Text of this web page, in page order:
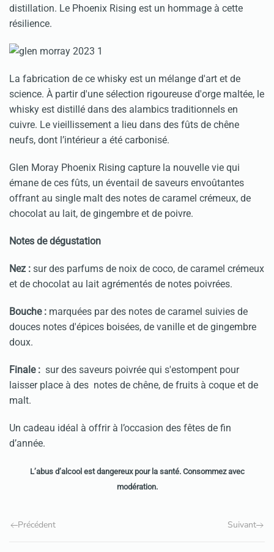
distillation. Le Phoenix Rising est un hommage à cette
résilience.
La fabrication de ce whisky est un mélange d'art et de
science. À partir d'une sélection rigoureuse d'orge maltée, le
whisky est distillé dans des alambics traditionnels en
cuivre. Le vieillissement a lieu dans des fûts de chêne
neufs, dont l’intérieur a été carbonisé.
Glen Moray Phoenix Rising capture la nouvelle vie qui
émane de ces fûts, un éventail de saveurs envoûtantes
offrant au single malt des notes de caramel crémeux, de
chocolat au lait, de gingembre et de poivre.
Notes de dégustation
Nez : sur des parfums de noix de coco, de caramel crémeux
et de chocolat au lait agrémentés de notes poivrées.
Bouche : marquées par des notes de caramel suivies de
douces notes d'épices boisées, de vanille et de gingembre
doux.
Finale : sur des saveurs poivrée qui s'estompent pour
laisser place à des notes de chêne, de fruits à coque et de
malt.
Un cadeau idéal à offrir à l’occasion des fêtes de fin
d’année.
L’abus d’alcool est dangereux pour la santé. Consommez avec
modération.
Précédent Suivant